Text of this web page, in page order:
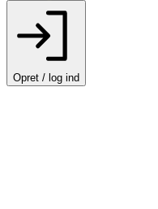
Opret / log ind